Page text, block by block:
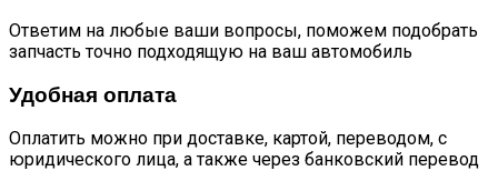
Ответим на любые ваши вопросы, поможем подобрать
запчасть точно подходящую на ваш автомобиль
Удобная оплата
Оплатить можно при доставке, картой, переводом, с
юридического лица, а также через банковский перевод